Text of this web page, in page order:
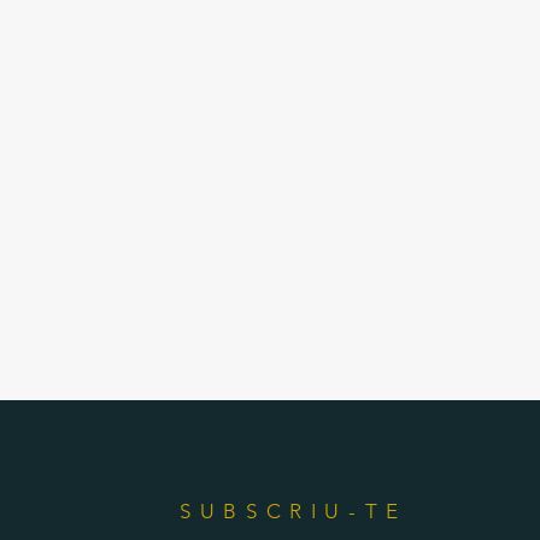
SUBSCRIU-TE